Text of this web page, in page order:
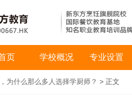
页 学校概况 专业设置
为什么那么多人选择学厨师？ > 正文